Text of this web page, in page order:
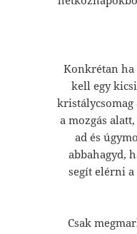
Konkrétan
kell egy
kristálycsomag
a mozgás
ad és
abbahagyd,
segít elérni
Csak